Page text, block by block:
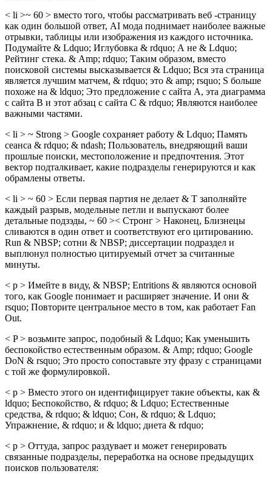
< li >~ 60 > вместо того, чтобы рассматривать веб -страницу
как один большой ответ, AI мода поднимает наиболее важные
отрывки, таблицы или изображения из каждого источника.
Подумайте & Ldquo; Иглубовка & rdquo; А не & Ldquo;
Рейтинг стека. & Amp; rdquo; Таким образом, вместо
поисковой системы высказывается & Ldquo; Вся эта страница
является лучшим матчем, & rdquo; это & ​​amp; rsquo; S больше
похоже на & ldquo; Это предложение с сайта A, эта диаграмма
с сайта B и этот абзац с сайта C & rdquo; Являются наиболее
важными частями.
< li > ~ Strong > Google сохраняет работу & Ldquo; Память
сеанса & rdquo; & ndash; Пользователь, внедряющий ваши
прошлые поиски, местоположение и предпочтения. Этот
вектор подталкивает, какие подразделы генерируются и как
обрамлены ответы.
< li > ~ 60 > Если первая партия не делает & T заполняйте
каждый разрыв, модельные петли и выпускают более
детальные подзэды, ~ 60 >< Стронг > Наконец, Близнецы
сливаются в один ответ и соответствуют его цитированию.
Run & NBSP; сотни & NBSP; диссертации подраздел и
выплюнул полностью цитируемый отчет за считанные
минуты.
< p > Имейте в виду, & NBSP; Entritions & являются основой
того, как Google понимает и расширяет значение. И они &
rsquo; Повторите центральное место в том, как работает Fan
Out.
< P > возьмите запрос, подобный & Ldquo; Как уменьшить
беспокойство естественным образом. & Amp; rdquo; Google
DoN & rsquo; Это просто сопоставьте эту фразу с страницами
с той же формулировкой.
< p > Вместо этого он идентифицирует такие объекты, как &
ldquo; Беспокойство, & rdquo; & Ldquo; Естественные
средства, & rdquo; & ldquo; Сон, & rdquo; & Ldquo;
Упражнение, & rdquo; и & ldquo; диета & rdquo;
< p > Оттуда, запрос раздувает и может генерировать
связанные подразделы, переработка на основе предыдущих
поисков пользователя: